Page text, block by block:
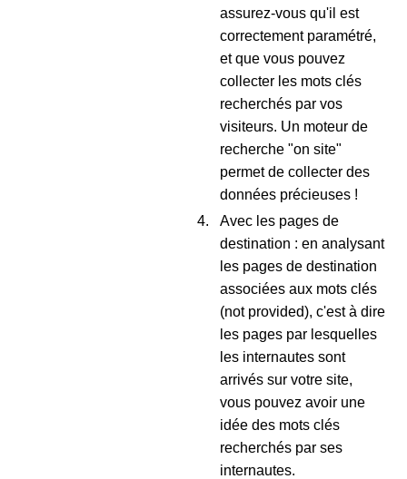
assurez-vous qu'il est
correctement paramétré,
et que vous pouvez
collecter les mots clés
recherchés par vos
visiteurs. Un moteur de
recherche "on site"
permet de collecter des
données précieuses !
Avec les pages de
destination : en analysant
les pages de destination
associées aux mots clés
(not provided), c'est à dire
les pages par lesquelles
les internautes sont
arrivés sur votre site,
vous pouvez avoir une
idée des mots clés
recherchés par ses
internautes.